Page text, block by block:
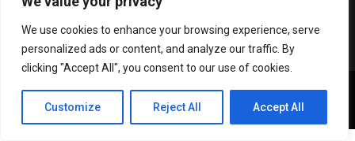
We use cookies to enhance your browsing experience, serve
personalized ads or content, and analyze our traffic. By
clicking "Accept All", you consent to our use of cookies.
Customize Reject All Accept All
Copyright © 2017 Zox News Theme. Theme by MVP Themes, powered
by WordPress.